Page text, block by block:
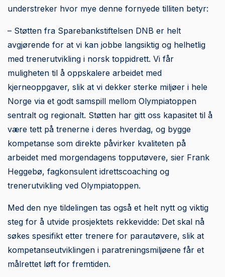
understreker hvor mye denne fornyede tilliten betyr:
– Støtten fra Sparebankstiftelsen DNB er helt
avgjørende for at vi kan jobbe langsiktig og helhetlig
med trenerutvikling i norsk toppidrett. Vi får
muligheten til å oppskalere arbeidet med
kjerneoppgaver, slik at vi dekker sterke miljøer i hele
Norge via et godt samspill mellom Olympiatoppen
sentralt og regionalt. Støtten har gitt oss kapasitet til å
være tett på trenerne i deres hverdag, og bygge
kompetanse som direkte påvirker kvaliteten på
arbeidet med morgendagens topputøvere, sier Frank
Heggebø, fagkonsulent idrettscoaching og
trenerutvikling ved Olympiatoppen.
Med den nye tildelingen tas også et helt nytt og viktig
steg for å utvide prosjektets rekkevidde: Det skal nå
søkes spesifikt etter trenere for parautøvere, slik at
kompetanseutviklingen i paratreningsmiljøene får et
målrettet løft for fremtiden.